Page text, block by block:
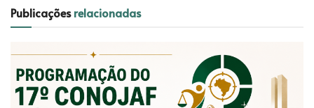
Publicaçõesrelacionadas